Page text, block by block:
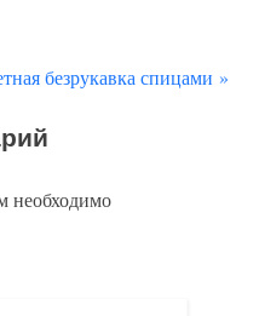
безрукавка спицами
необходимо